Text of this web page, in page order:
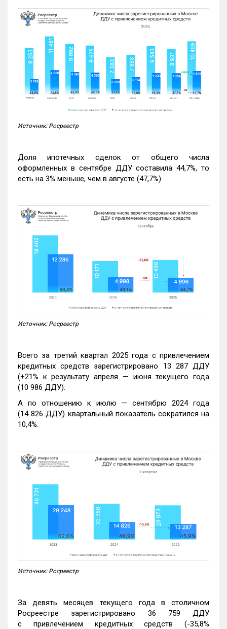
Источник: Росреестр
Доля ипотечных сделок от общего числа
оформленных в сентябре ДДУ составила 44,7%, то
есть на 3% меньше, чем в августе (47,7%).
Источник: Росреестр
Всего за третий квартал 2025 года с привлечением
кредитных средств зарегистрировано 13 287 ДДУ
(+21% к результату апреля — июня текущего года
(10 986 ДДУ).
А по отношению к июлю — сентябрю 2024 года
(14 826 ДДУ) квартальный показатель сократился на
10,4%.
Источник: Росреестр
За девять месяцев текущего года в столичном
Росреестре зарегистрировано 36 759 ДДУ
с привлечением кредитных средств (-35,8%